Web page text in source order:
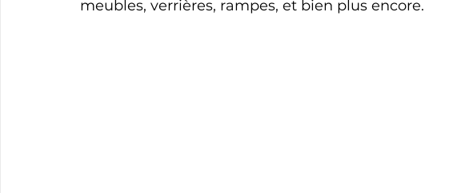
meubles, verrières, rampes, et bien plus encore.